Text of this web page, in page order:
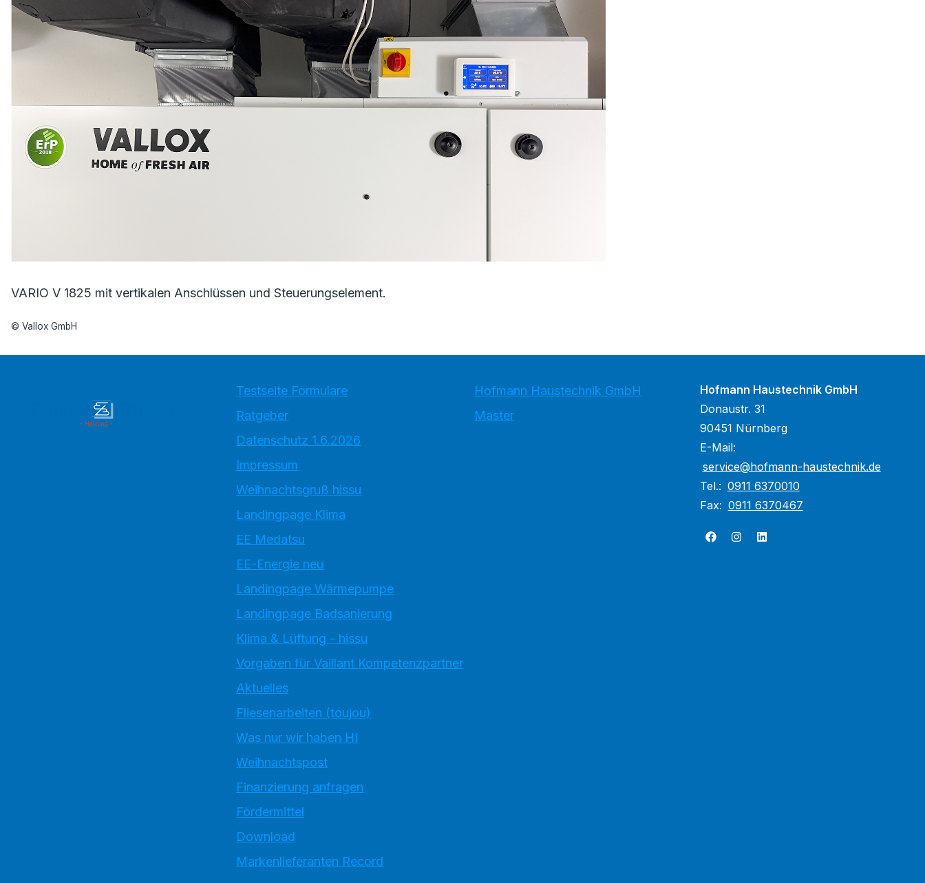
VARIO V 1825 mit vertikalen Anschlüssen und Steuerungselement.
© Vallox GmbH
Testseite Formulare
Ratgeber
Datenschutz 1.6.2026
Impressum
Weihnachtsgruß hissu
Landingpage Klima
EE Medatsu
EE-Energie neu
Landingpage Wärmepumpe
Landingpage Badsanierung
Klima & Lüftung - hissu
Vorgaben für Vaillant Kompetenzpartner
Aktuelles
Fliesenarbeiten (toujou)
Was nur wir haben HI
Weihnachtspost
Finanzierung anfragen
Fördermittel
Download
Markenlieferanten Record
Hofmann Haustechnik GmbH
Master
Hofmann Haustechnik GmbH
Donaustr. 31
90451 Nürnberg
E-Mail:
service@hofmann-haustechnik.de
Tel.: 0911 6370010
Fax: 0911 6370467